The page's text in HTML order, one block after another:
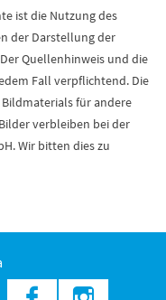
ist die Nutzung des
der Darstellung der
Quellenhinweis und die
Fall verpflichtend. Die
für andere
verbleiben bei der
Wir bitten dies zu